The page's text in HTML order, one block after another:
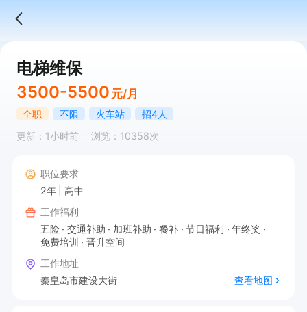
电梯维保
3500-5500 元/月
全职 不限 火车站
招4人
更新：1小时前
浏览：10358次
职位要求
2年
高中
工作福利
五险
交通补助 加班补助 餐补 节日福利
年终奖
免费培训
晋升空间
工作地址
秦皇岛市建设大街
查看地图